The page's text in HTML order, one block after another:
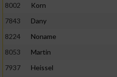
8002
Korn
7843
Dany
8224
Noname
8053
Martin
7937
Heissel